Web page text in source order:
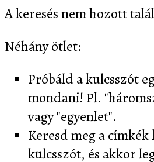
A keresés nem hozott
Néhány ötlet:
Próbáld a kulcsszót
mondani! Pl.
vagy "egyenlet".
Keresd meg a
kulcsszót, és akkor